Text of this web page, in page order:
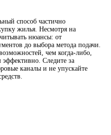
способ частично
жилья. Несмотря на
нюансы: от
до выбора метода подачи.
чем когда-либо,
эффективно. Следите за
каналы и не упускайте